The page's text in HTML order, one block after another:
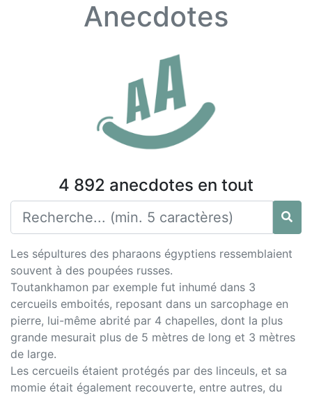
Anecdotes
4 892 anecdotes en tout
Les sépultures des pharaons égyptiens ressemblaient
souvent à des poupées russes.
Toutankhamon par exemple fut inhumé dans 3
cercueils emboités, reposant dans un sarcophage en
pierre, lui-même abrité par 4 chapelles, dont la plus
grande mesurait plus de 5 mètres de long et 3 mètres
de large.
Les cercueils étaient protégés par des linceuls, et sa
momie était également recouverte, entre autres, du